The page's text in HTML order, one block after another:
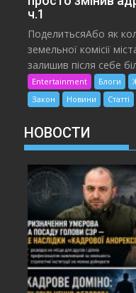
ч.1
ПоделитьсяАбо як
земельної комісії
залишив після себе
Entertainment Блоги
Закон
Новини Статті
НОВОСТИ